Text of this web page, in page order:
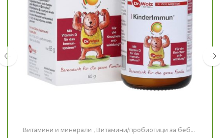
Витамини и минерали , Витамини/пробиотици за бебе